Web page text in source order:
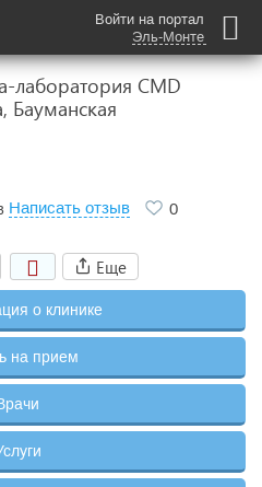
Войти на портал
Эль-Монте
лаборатория CMD
Бауманская
Написать отзыв
0
Еще
о клинике
на прием